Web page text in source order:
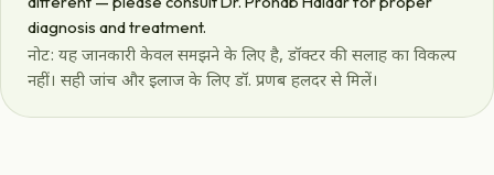
diagnosis and treatment.
नोट: यह जानकारी केवल समझने के लिए है, डॉक्टर की सलाह का विकल्प
नहीं। सही जांच और इलाज के लिए डॉ. प्रणब हलदर से मिलें।